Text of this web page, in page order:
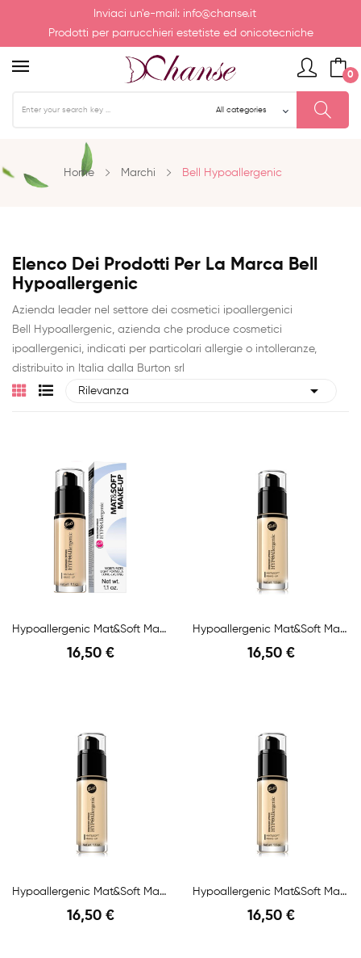
Inviaci un'e-mail: info@chanse.it
Prodotti per parrucchieri estetiste ed onicotecniche
0
Home Marchi Bell Hypoallergenic
Elenco Dei Prodotti Per La Marca Bell
Hypoallergenic
Azienda leader nel settore dei cosmetici ipoallergenici
Bell Hypoallergenic, azienda che produce cosmetici
ipoallergenici, indicati per particolari allergie o intolleranze,
distribuito in Italia dalla Burton srl
Rilevanza

Hypoallergenic Mat&Soft Make-Up N.01 Light...
16,50 €
Hypoallergenic Mat&Soft Make-Up N.03 Sunny...
16,50 €
Hypoallergenic Mat&Soft Make-Up N.02 Natural 30gr
16,50 €
Hypoallergenic Mat&Soft Make-Up N.04 Golden...
16,50 €